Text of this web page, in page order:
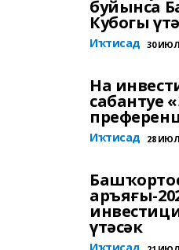
буйынса
Кубогы
Иҡтисад 30
На
сабантуе
Иҡтисад 28
аръяғы-
үтәсәк